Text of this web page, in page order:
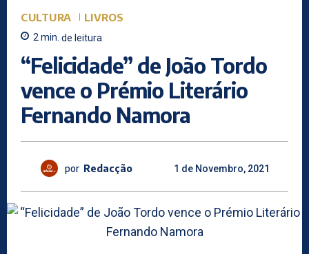
CULTURA LIVROS
2min. de leitura
“Felicidade” de João Tordo
vence o Prémio Literário
Fernando Namora
por Redacção 1 de Novembro, 2021